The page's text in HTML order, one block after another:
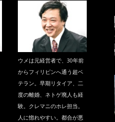
ウメは元経営者で、30年前
からフィリピンへ通う超ベ
テラン。早期リタイア、二
度の離婚、ネトゲ廃人も経
験。クレマニのホレ担当。
人に惚れやすい。都合が悪